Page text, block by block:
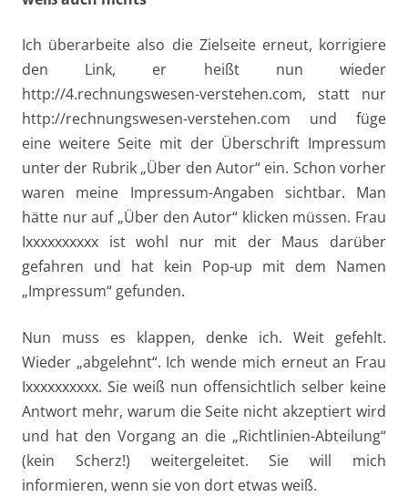
Ich überarbeite also die Zielseite erneut, korrigiere
den Link, er heißt nun wieder
http://4.rechnungswesen-verstehen.com, statt nur
http://rechnungswesen-verstehen.com und füge
eine weitere Seite mit der Überschrift Impressum
unter der Rubrik „Über den Autor“ ein. Schon vorher
waren meine Impressum-Angaben sichtbar. Man
hätte nur auf „Über den Autor“ klicken müssen. Frau
Ixxxxxxxxxx ist wohl nur mit der Maus darüber
gefahren und hat kein Pop-up mit dem Namen
„Impressum“ gefunden.
Nun muss es klappen, denke ich. Weit gefehlt.
Wieder „abgelehnt“. Ich wende mich erneut an Frau
Ixxxxxxxxxx. Sie weiß nun offensichtlich selber keine
Antwort mehr, warum die Seite nicht akzeptiert wird
und hat den Vorgang an die „Richtlinien-Abteilung“
(kein Scherz!) weitergeleitet. Sie will mich
informieren, wenn sie von dort etwas weiß.